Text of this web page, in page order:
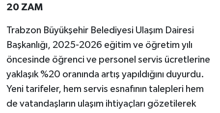
20 ZAM
Trabzon Büyükşehir Belediyesi Ulaşım Dairesi
Başkanlığı, 2025-2026 eğitim ve öğretim yılı
öncesinde öğrenci ve personel servis ücretlerine
yaklaşık %20 oranında artış yapıldığını duyurdu.
Yeni tarifeler, hem servis esnafının talepleri hem
de vatandaşların ulaşım ihtiyaçları gözetilerek